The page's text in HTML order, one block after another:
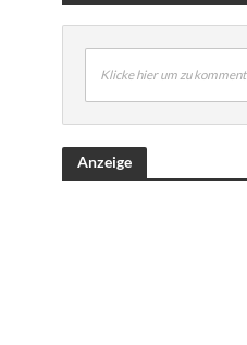
Klicke hier um zu
Anzeige